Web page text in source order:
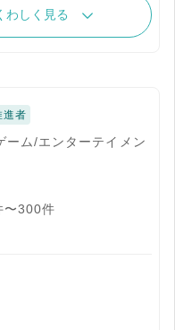
わしく見る
進者
ーム/エンターテイメン
〜300件